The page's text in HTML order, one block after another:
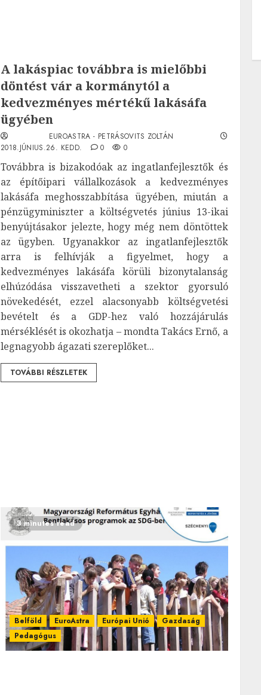
A lakáspiac továbbra is mielőbbi
döntést vár a kormánytól a
kedvezményes mértékű lakásáfa
ügyében
EUROASTRA - PETRÁSOVITS ZOLTÁN
2018.JÚNIUS.26. KEDD.
0 0
Továbbra is bizakodóak az ingatlanfejlesztők és
az építőipari vállalkozások a kedvezményes
lakásáfa meghosszabbítása ügyében, miután a
pénzügyminiszter a költségvetés június 13-ikai
benyújtásakor jelezte, hogy még nem döntöttek
az ügyben. Ugyanakkor az ingatlanfejlesztők
arra is felhívják a figyelmet, hogy a
kedvezményes lakásáfa körüli bizonytalanság
elhúzódása visszavetheti a szektor gyorsuló
növekedését, ezzel alacsonyabb költségvetési
bevételt és a GDP-hez való hozzájárulás
mérséklését is okozhatja – mondta Takács Ernő, a
legnagyobb ágazati szereplőket...
TOVÁBBI RÉSZLETEK
3 minutes read
Belföld EuroAstra Európai Unió
Gazdaság
Pedagógus